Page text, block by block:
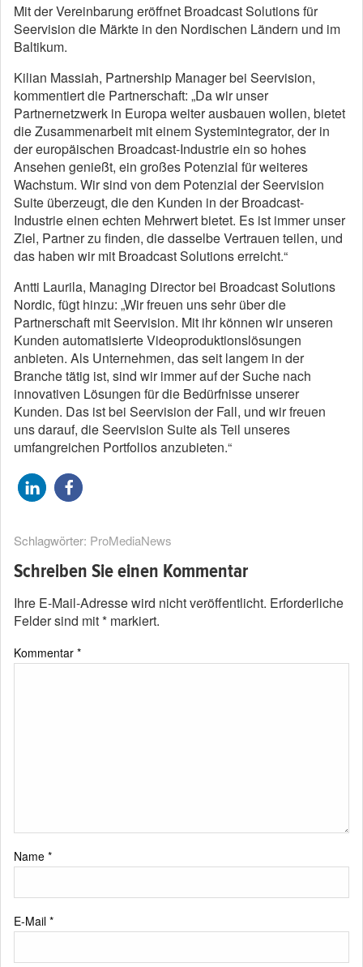
Mit der Vereinbarung eröffnet Broadcast Solutions für
Seervision die Märkte in den Nordischen Ländern und im
Baltikum.
Kilian Massiah, Partnership Manager bei Seervision,
kommentiert die Partnerschaft: „Da wir unser
Partnernetzwerk in Europa weiter ausbauen wollen, bietet
die Zusammenarbeit mit einem Systemintegrator, der in
der europäischen Broadcast-Industrie ein so hohes
Ansehen genießt, ein großes Potenzial für weiteres
Wachstum. Wir sind von dem Potenzial der Seervision
Suite überzeugt, die den Kunden in der Broadcast-
Industrie einen echten Mehrwert bietet. Es ist immer unser
Ziel, Partner zu finden, die dasselbe Vertrauen teilen, und
das haben wir mit Broadcast Solutions erreicht.“
Antti Laurila, Managing Director bei Broadcast Solutions
Nordic, fügt hinzu: „Wir freuen uns sehr über die
Partnerschaft mit Seervision. Mit ihr können wir unseren
Kunden automatisierte Videoproduktionslösungen
anbieten. Als Unternehmen, das seit langem in der
Branche tätig ist, sind wir immer auf der Suche nach
innovativen Lösungen für die Bedürfnisse unserer
Kunden. Das ist bei Seervision der Fall, und wir freuen
uns darauf, die Seervision Suite als Teil unseres
umfangreichen Portfolios anzubieten.“
Schlagwörter: ProMediaNews
Schreiben Sie einen Kommentar
Ihre E-Mail-Adresse wird nicht veröffentlicht. Erforderliche
Felder sind mit* markiert.
Kommentar *
Name *
E-Mail *